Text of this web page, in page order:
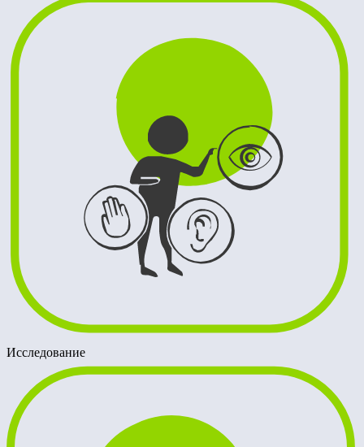
Исследование